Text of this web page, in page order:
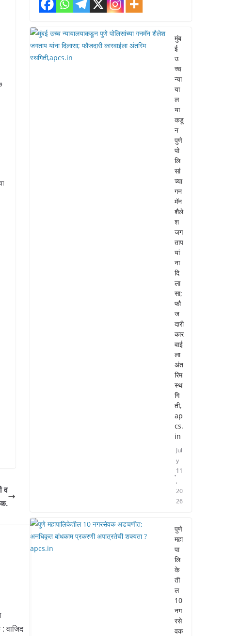
व
वाजिद
मुंब
ई
उ
च्च
न्या
या
ल
या
कडू
न
पुणे
पो
लि
सां
च्या
गन
मॅन
शैले
श
जग
ताप
यां
ना
दि
ला
सा;
फौ
ज
दारी
कार
वाई
ला
अंत
रिम
स्थ
गि
ती,
ap
cs.
in
Jul
y
11
,
20
26
पुणे
महा
पा
लि
के
ती
ल
10
नग
रसे
वक